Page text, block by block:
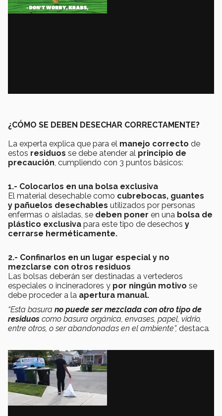
¿CÓMO SE DEBEN DESECHAR CORRECTAMENTE?
La experta explica que para el manejo correcto de
estos residuos se debe atender al principio de
precaución, cumpliendo con 3 puntos básicos:
1.- Colocarlos en una bolsa exclusiva
El material desechable como cubrebocas, guantes
y pañuelos desechables utilizados por personas
enfermas o aisladas, se deben poner en una bolsa de
plástico exclusiva para este tipo de desechos y
cerrarse herméticamente.
2.- Confinarlos en un lugar especial y no
mezclarse con otros residuos
Las bolsas deberán ser destinadas a vertederos
especiales o incineradores y por ningún motivo se
debe proceder a la apertura manual.
“Esta basura no puede ser mezclada con otro tipo de
residuos como basura orgánica, envases, papel, vidrio,
entre otros, o ser abandonadas en el ambiente”, destaca.